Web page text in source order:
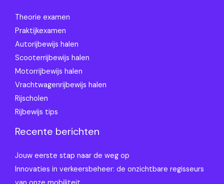
Theorie examen
Praktijkexamen
Autorijbewijs halen
Scooterrijbewijs halen
Motorrijbewijs halen
Vrachtwagenrijbewijs halen
Rijscholen
Rijbewijs tips
Recente berichten
Jouw eerste stap naar de weg op
Innovaties in verkeersbeheer: de onzichtbare regisseurs